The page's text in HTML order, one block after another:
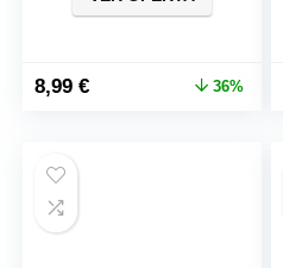
El
13,99 €.
8,99€El
36%